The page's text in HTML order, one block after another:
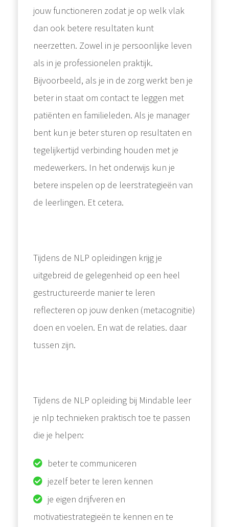
jouw functioneren zodat je op welk vlak
dan ook betere resultaten kunt
neerzetten. Zowel in je persoonlijke leven
als in je professionelen praktijk.
Bijvoorbeeld, als je in de zorg werkt ben je
beter in staat om contact te leggen met
patiënten en familieleden. Als je manager
bent kun je beter sturen op resultaten en
tegelijkertijd verbinding houden met je
medewerkers. In het onderwijs kun je
betere inspelen op de leerstrategieën van
de leerlingen. Et cetera.
Tijdens de NLP opleidingen krijg je
uitgebreid de gelegenheid op een heel
gestructureerde manier te leren
reflecteren op jouw denken (metacognitie)
doen en voelen. En wat de relaties. daar
tussen zijn.
Tijdens de NLP opleiding bij Mindable leer
je nlp technieken praktisch toe te passen
die je helpen:
beter te communiceren
jezelf beter te leren kennen
je eigen drijfveren en
motivatiestrategieën te kennen en te